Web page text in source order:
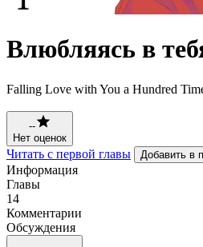
Влюбляясь в
Falling Love with You a Hundred
--
Нет оценок
Читать с первой главы Добавить в
Информация
Главы
14
Комментарии
Обсуждения